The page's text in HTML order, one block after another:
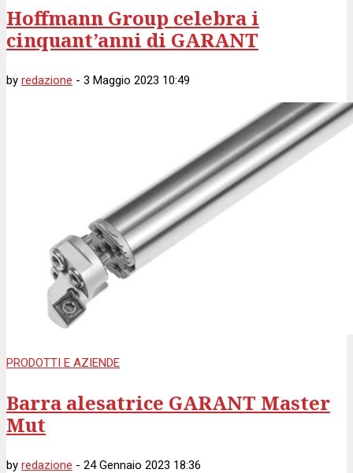
Hoffmann Group celebra i
cinquant’anni di GARANT
by redazione - 3 Maggio 2023 10:49
PRODOTTI E AZIENDE
Barra alesatrice GARANT Master
Mut
by redazione - 24 Gennaio 2023 18:36